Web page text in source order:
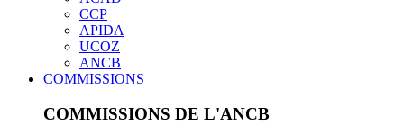
CCP
APIDA
UCOZ
ANCB
COMMISSIONS
COMMISSIONS DE L'ANCB